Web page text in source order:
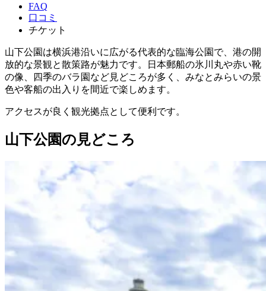
FAQ
口コミ
チケット
山下公園は横浜港沿いに広がる代表的な臨海公園で、港の開
放的な景観と散策路が魅力です。日本郵船の氷川丸や赤い靴
の像、四季のバラ園など見どころが多く、みなとみらいの景
色や客船の出入りを間近で楽しめます。
アクセスが良く観光拠点として便利です。
山下公園の見どころ